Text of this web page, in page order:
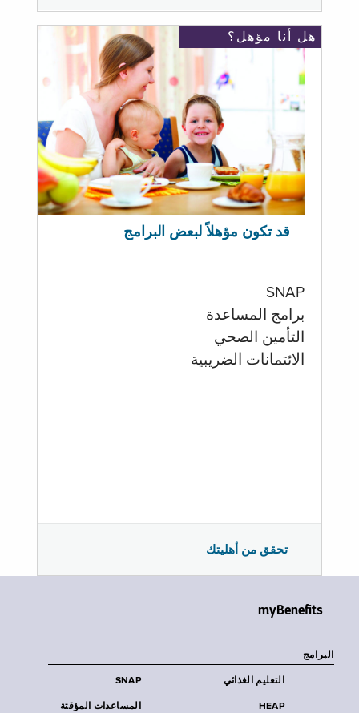
هل أنا مؤهل؟
قد تكون مؤهلاً لبعض البرامج
SNAP
برامج المساعدة
التأمين الصحي
الائتمانات الضريبية
تحقق من أهليتك
myBenefits
البرامج
SNAP التعليم الغذائي
المساعدات المؤقتة HEAP